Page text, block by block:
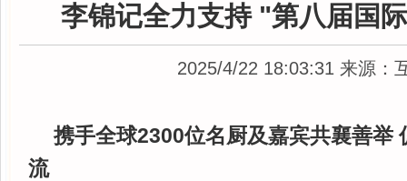
李锦记全力支持 "第八届国
2025/4/22 18:03:31 来源：
携手全球2300位名厨及嘉宾共襄善举
流